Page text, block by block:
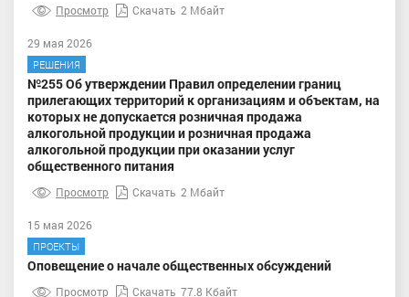
Просмотр Скачать 2 Мбайт
29 мая 2026
РЕШЕНИЯ
№255 Об утверждении Правил определении границ
прилегающих территорий к организациям и объектам, на
которых не допускается розничная продажа
алкогольной продукции и розничная продажа
алкогольной продукции при оказании услуг
общественного питания
Просмотр Скачать 2 Мбайт
15 мая 2026
ПРОЕКТЫ
Оповещение о начале общественных обсуждений
Просмотр Скачать 77.8 Кбайт